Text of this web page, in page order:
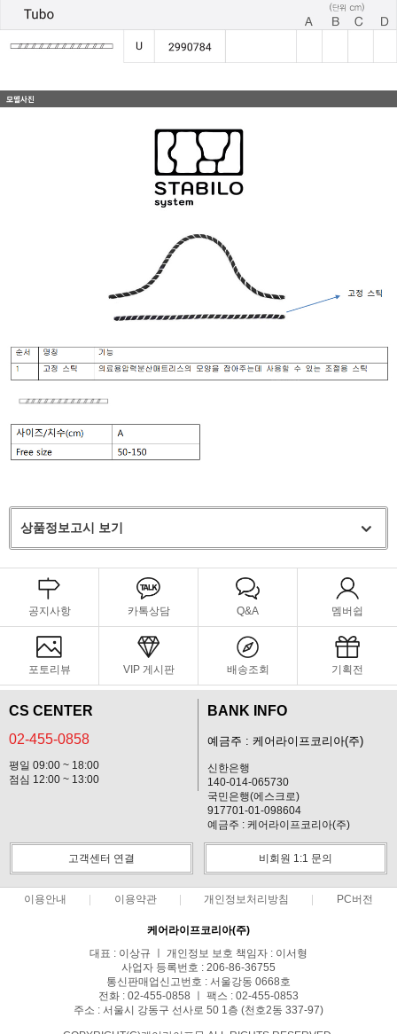
상품정보고시 보기
공지사항 카톡상담 Q&A 멤버쉽
포토리뷰 VIP 게시판 배송조회 기획전
CS CENTER
02-455-0858
평일 09:00 ~ 18:00
점심 12:00 ~ 13:00
BANK INFO
예금주 : 케어라이프코리아(주)
신한은행
140-014-065730
국민은행(에스크로)
917701-01-098604
예금주 : 케어라이프코리아(주)
고객센터 연결 비회원 1:1 문의
이용안내 이용약관 개인정보처리방침 PC버전
케어라이프코리아(주)
대표 : 이상규 ㅣ 개인정보 보호 책임자 : 이서형
사업자 등록번호 : 206-86-36755
통신판매업신고번호 : 서울강동 0668호
전화 : 02-455-0858 ㅣ 팩스 : 02-455-0853
주소 : 서울시 강동구 선사로 50 1층 (천호2동 337-97)